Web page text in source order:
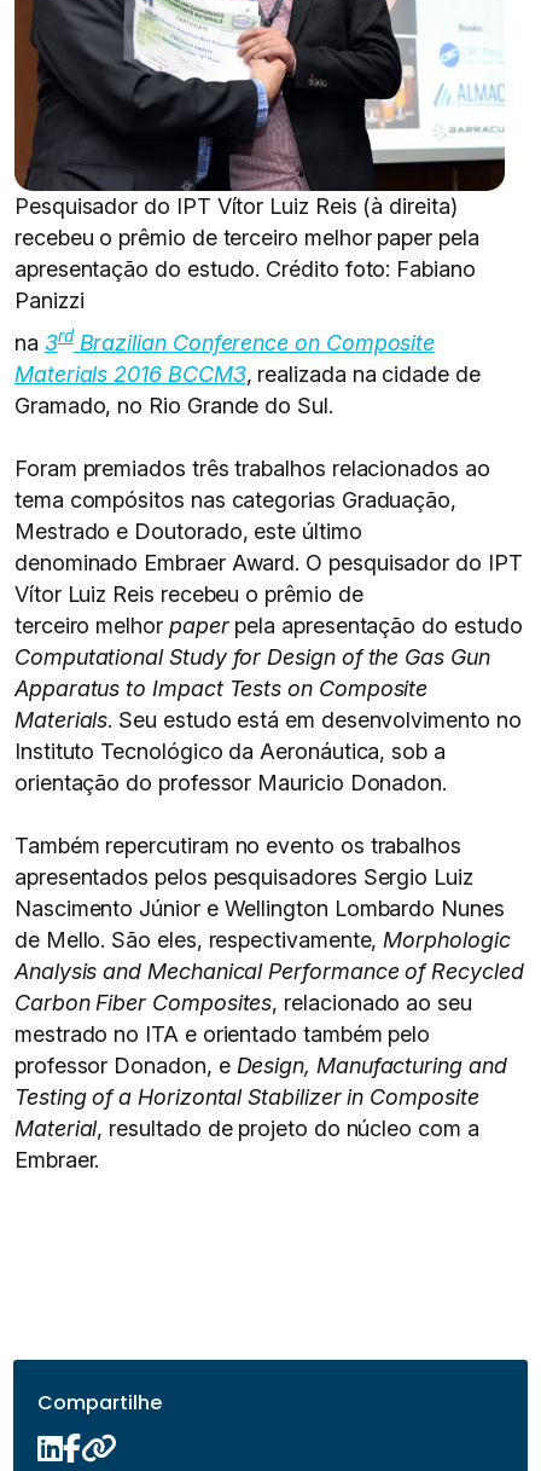
Pesquisador do IPT Vítor Luiz Reis (à direita)
recebeu o prêmio de terceiro melhor paper pela
apresentação do estudo. Crédito foto: Fabiano
Panizzi
na 3rdBrazilian Conference on Composite
Materials 2016 BCCM3, realizada na cidade de
Gramado, no Rio Grande do Sul.
Foram premiados três trabalhos relacionados ao
tema compósitos nas categorias Graduação,
Mestrado e Doutorado, este último
denominado Embraer Award. O pesquisador do IPT
Vítor Luiz Reis recebeu o prêmio de
terceiro melhor paperpela apresentação do estudo
Computational Study for Design of the Gas Gun
Apparatus to Impact Tests on Composite
Materials. Seu estudo está em desenvolvimento no
Instituto Tecnológico da Aeronáutica, sob a
orientação do professor Mauricio Donadon.
Também repercutiram no evento os trabalhos
apresentados pelos pesquisadores Sergio Luiz
Nascimento Júnior e Wellington Lombardo Nunes
de Mello. São eles, respectivamente, Morphologic
Analysis and Mechanical Performance of Recycled
Carbon Fiber Composites, relacionado ao seu
mestrado no ITA e orientado também pelo
professor Donadon, e Design, Manufacturing and
Testing of a Horizontal Stabilizer in Composite
Material, resultado de projeto do núcleo com a
Embraer.
Compartilhe